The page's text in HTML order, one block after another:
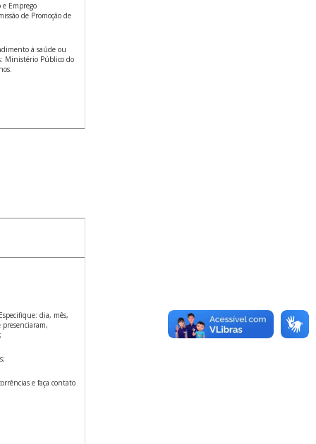
Emprego
de Promoção de
à saúde ou
Ministério Público do
dia, mês,
presenciaram,
e faça contato